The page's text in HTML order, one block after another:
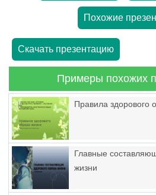
Похожие
Скачать презентацию
Примеры похожих
Правила здорового
Главные
жизни